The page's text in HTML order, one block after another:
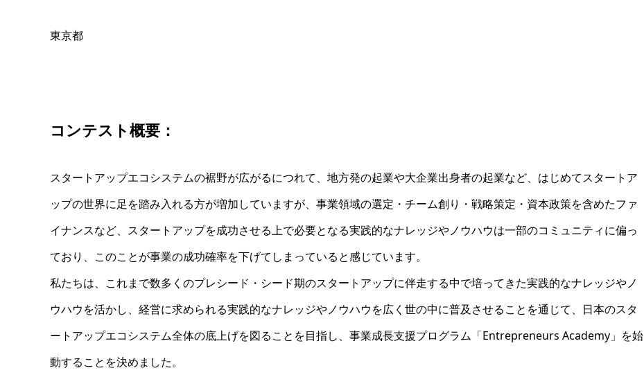
東京都
コンテスト概要：
スタートアップエコシステムの裾野が広がるにつれて、地方発の起業や大企業出身者の起業など、はじめてスタートア
ップの世界に足を踏み入れる方が増加していますが、事業領域の選定・チーム創り・戦略策定・資本政策を含めたファ
イナンスなど、スタートアップを成功させる上で必要となる実践的なナレッジやノウハウは一部のコミュニティに偏っ
ており、このことが事業の成功確率を下げてしまっていると感じています。
私たちは、これまで数多くのプレシード・シード期のスタートアップに伴走する中で培ってきた実践的なナレッジやノ
ウハウを活かし、経営に求められる実践的なナレッジやノウハウを広く世の中に普及させることを通じて、日本のスタ
ートアップエコシステム全体の底上げを図ることを目指し、事業成長支援プログラム「Entrepreneurs Academy」を始
動することを決めました。